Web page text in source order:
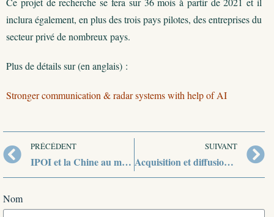
inclura également, en plus des trois pays pilotes, des entreprises du
secteur privé de nombreux pays.
Plus de détails sur (en anglais) :
Stronger communication & radar systems with help of AI
PRÉCÉDENT
IPOI et la Chine au menu d’une rencontre entre le Vietnam et l’Inde
SUIVANT
Acquisition et diffusion de nouvelles technologies par le Pakistan, l’État-major indien inquiet
Nom